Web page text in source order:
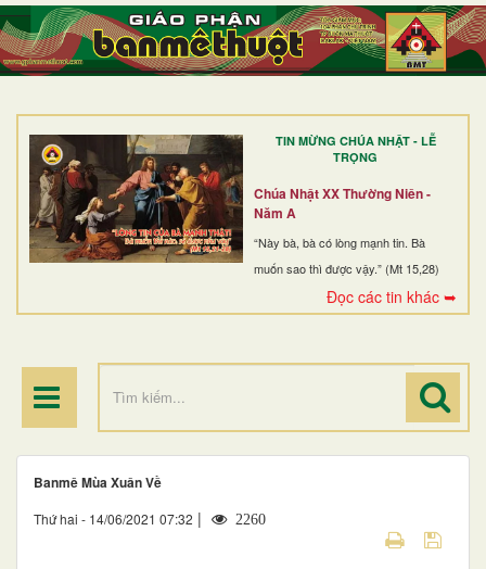
TIN MỪNG CHÚA NHẬT - LỄ
TRỌNG
Chúa Nhật XX Thường Niên -
Năm A
“Này bà, bà có lòng mạnh tin. Bà
muốn sao thì được vậy.” (Mt 15,28)
Đọc các tin khác ➥
TRANG NHẤT
GIỚI THIỆU
DÒNG TU
BAN MỤC VỤ
ĐOÀN THỂ CG
ĐIỂM HÀNH HƯƠNG
Banmê Mùa Xuân Về
Thứ hai - 14/06/2021 07:32 | 2260